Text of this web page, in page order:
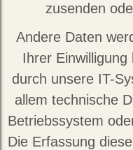
zusenden
Andere Daten
Ihrer
durch unsere IT-
allem technische
Betriebssystem
Die Erfassung